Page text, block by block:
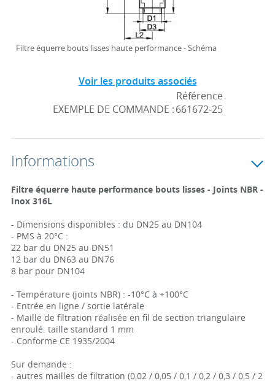
Filtre équerre bouts lisses haute performance - Schéma
Voir les produits associés
EXEMPLE DE COMMANDE :
Référence
661672-25
Informations
Filtre équerre haute performance bouts lisses - Joints NBR -
Inox 316L
- Dimensions disponibles : du DN25 au DN104
- PMS à 20°C :
22 bar du DN25 au DN51
12 bar du DN63 au DN76
8 bar pour DN104
- Température (joints NBR) : -10°C à +100°C
- Entrée en ligne / sortie latérale
- Maille de filtration réalisée en fil de section triangulaire
enroulé. taille standard 1 mm
- Conforme CE 1935/2004
Sur demande :
- autres mailles de filtration (0,02 / 0,05 / 0,1 / 0,2 / 0,3 / 0,5 / 2